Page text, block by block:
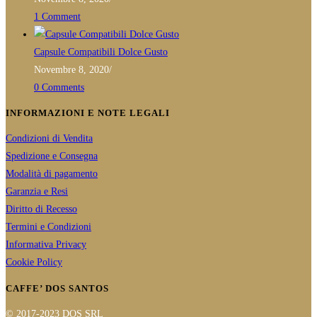
1 Comment
Capsule Compatibili Dolce Gusto
Novembre 8, 2020/
0 Comments
INFORMAZIONI E NOTE LEGALI
Condizioni di Vendita
Spedizione e Consegna
Modalità di pagamento
Garanzia e Resi
Diritto di Recesso
Termini e Condizioni
Informativa Privacy
Cookie Policy
CAFFE’ DOS SANTOS
© 2017-2023 DOS SRL